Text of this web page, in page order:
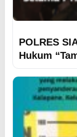
POLRES
Hukum